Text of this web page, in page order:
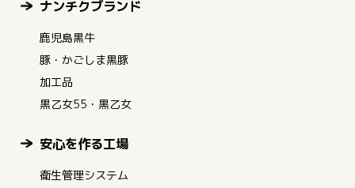
ナンチクブランド
鹿児島黒牛
豚・かごしま黒豚
加工品
黒乙女55・黒乙女
安心を作る工場
衛生管理システム